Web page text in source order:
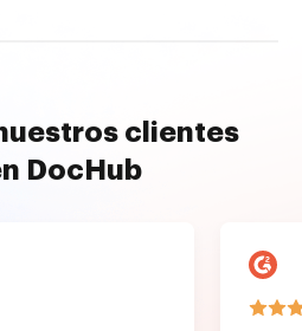
clientes
DocHub